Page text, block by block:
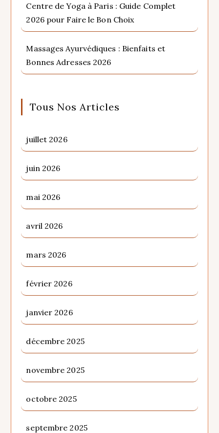
Centre de Yoga à Paris : Guide Complet
2026 pour Faire le Bon Choix
Massages Ayurvédiques : Bienfaits et
Bonnes Adresses 2026
Tous Nos Articles
juillet 2026
juin 2026
mai 2026
avril 2026
mars 2026
février 2026
janvier 2026
décembre 2025
novembre 2025
octobre 2025
septembre 2025